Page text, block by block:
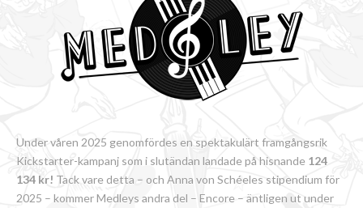
Under våren 2025 genomfördes en spektakulärt framgångsrik
Kickstarter-kampanj som i slutändan landade på hisnande 124
134 kr! Tack vare detta – och Anna von Schéeles stipendium för
2025 – kommer Medleys andra del – Encore – äntligen ut under